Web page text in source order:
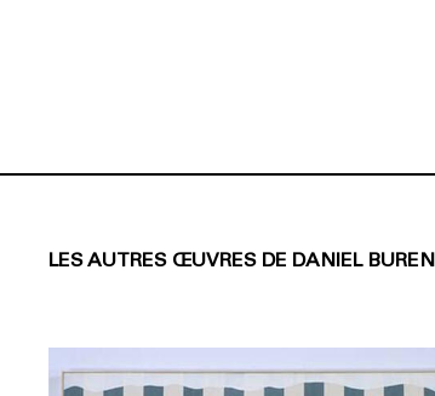
LES AUTRES ŒUVRES DE DANIEL BUREN